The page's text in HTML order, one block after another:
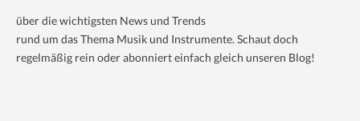
über die wichtigsten News und Trends
rund um das Thema Musik und Instrumente. Schaut doch
regelmäßig rein oder abonniert einfach gleich unseren Blog!